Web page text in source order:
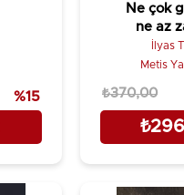
%15
Ne çok
ne az
İlyas
Metis
₺370,00